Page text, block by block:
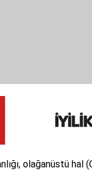
olağanüstü